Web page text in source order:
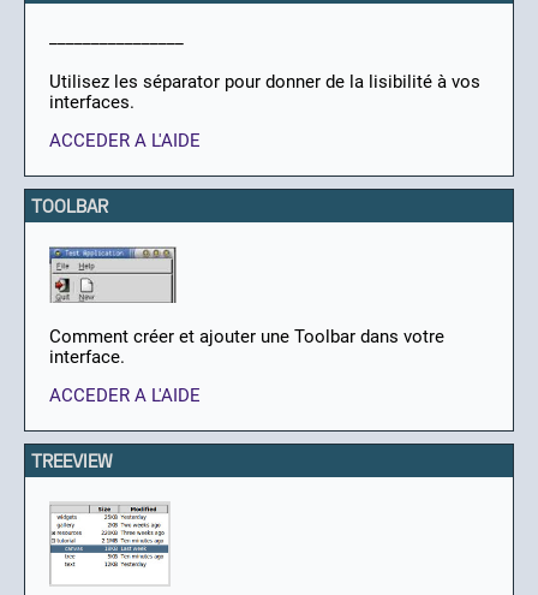
Utilisez les séparator pour donner de la lisibilité à vos
interfaces.
ACCEDER A L'AIDE
TOOLBAR
Comment créer et ajouter une Toolbar dans votre
interface.
ACCEDER A L'AIDE
TREEVIEW